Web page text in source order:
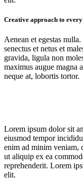
Creative approach to
Aenean et egestas
senectus et netus et
gravida, ligula non
maximus augue magna
neque at, lobortis tortor.
Lorem ipsum dolor sit
eiusmod tempor
enim ad minim veniam,
ut aliquip ex ea
reprehenderit. Lorem
elit.